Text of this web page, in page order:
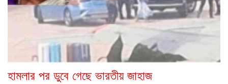
হামলার পর ডুবে গেছে ভারতীয় জাহাজ